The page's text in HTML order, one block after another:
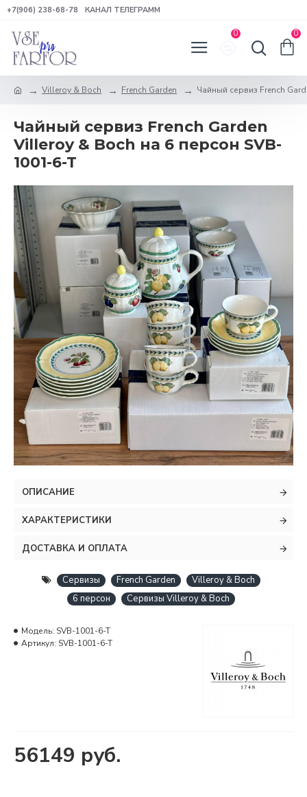
+7(906) 238-68-78 КАНАЛ ТЕЛЕГРАММ
0 0
Villeroy & Boch French Garden Чайный сервиз French
Чайный сервиз French Garden
Villeroy & Boch на 6 персон SVB-
1001-6-T
ОПИСАНИЕ
ХАРАКТЕРИСТИКИ
ДОСТАВКА И ОПЛАТА
Сервизы French Garden
Villeroy & Boch
6 персон
Сервизы Villeroy & Boch
56149 руб.
Модель: SVB-1001-6-T
Артикул: SVB-1001-6-T